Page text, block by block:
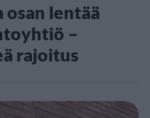
lentää
–
rajoitus